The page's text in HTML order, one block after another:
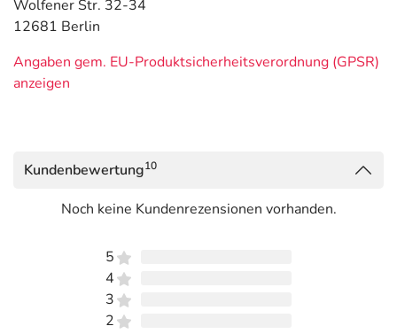
Wolfener Str. 32-34
12681 Berlin
Angaben gem. EU-Produktsicherheitsverordnung (GPSR)
anzeigen
Kundenbewertung10
Noch keine Kundenrezensionen vorhanden.
5
4
3
2